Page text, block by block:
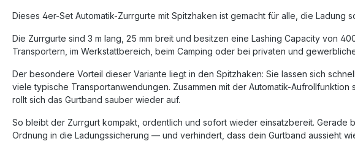
Dieses 4er-Set Automatik-Zurrgurte mit Spitzhaken ist gemacht für alle, die
Die Zurrgurte sind 3 m lang, 25 mm breit und besitzen eine Lashing Capacity von
Transportern, im Werkstattbereich, beim Camping oder bei privaten und
Der besondere Vorteil dieser Variante liegt in den Spitzhaken: Sie lassen sich
viele typische Transportanwendungen. Zusammen mit der Automatik-
rollt sich das Gurtband sauber wieder auf.
So bleibt der Zurrgurt kompakt, ordentlich und sofort wieder einsatzbereit. Gerade
Ordnung in die Ladungssicherung — und verhindert, dass dein Gurtband aussieht